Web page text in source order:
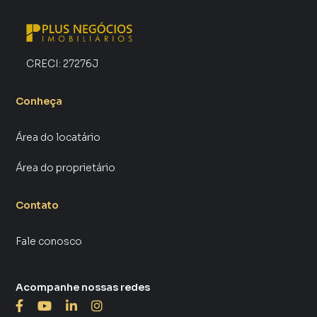
CRECI: 27276J
Conheça
Área do locatário
Área do proprietário
Contato
Fale conosco
Acompanhe nossas redes